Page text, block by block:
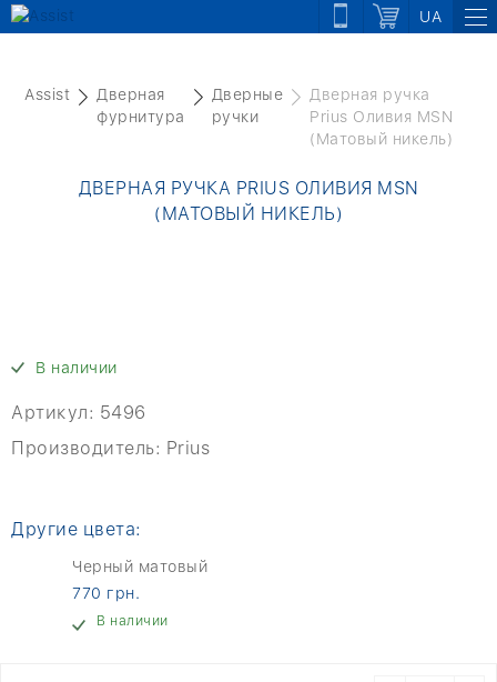
UA
Assist
Дверная
фурнитура
Дверные
ручки
Дверная ручка
Prius Оливия MSN
(Матовый никель)
ДВЕРНАЯ РУЧКА PRIUS ОЛИВИЯ MSN
(МАТОВЫЙ НИКЕЛЬ)
В наличии
Артикул: 5496
Производитель: Prius
Другие цвета:
Черный матовый
770 грн.
В наличии